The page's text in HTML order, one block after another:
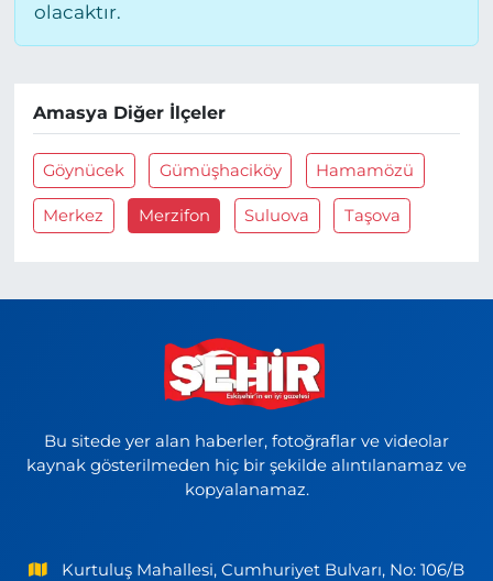
olacaktır.
Amasya Diğer İlçeler
Göynücek Gümüşhaciköy Hamamözü
Merkez Merzifon Suluova Taşova
Bu sitede yer alan haberler, fotoğraflar ve videolar
kaynak gösterilmeden hiç bir şekilde alıntılanamaz ve
kopyalanamaz.
Kurtuluş Mahallesi, Cumhuriyet Bulvarı, No: 106/B